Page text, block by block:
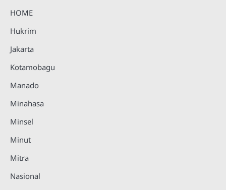
HOME
Hukrim
Jakarta
Kotamobagu
Manado
Minahasa
Minsel
Minut
Mitra
Nasional